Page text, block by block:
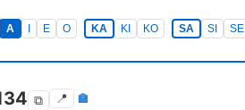
A E O KA KI KO SA SI SE
⧉ 📍 🏣